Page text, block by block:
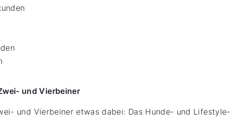
und Vierbeiner
und Vierbeiner etwas dabei: Das Hunde- und Lifestyle-